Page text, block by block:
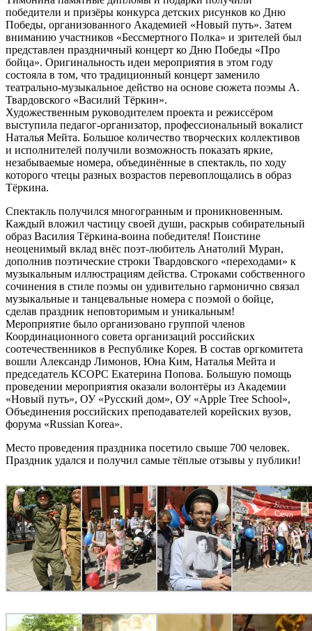
победители и призёры конкурса детских рисунков ко Дню
Победы, организованного Академией «Новый путь». Затем
вниманию участников «Бессмертного Полка» и зрителей был
представлен праздничный концерт ко Дню Победы «Про
бойца». Оригинальность идеи мероприятия в этом году
состояла в том, что традиционный концерт заменило
театрально-музыкальное действо на основе сюжета поэмы А.
Твардовского «Василий Тёркин».
Художественным руководителем проекта и режиссёром
выступила педагог-организатор, профессиональный вокалист
Наталья Мейта. Большое количество творческих коллективов
и исполнителей получили возможность показать яркие,
незабываемые номера, объединённые в спектакль, по ходу
которого чтецы разных возрастов перевоплощались в образ
Тёркина.
Спектакль получился многогранным и проникновенным.
Каждый вложил частицу своей души, раскрыв собирательный
образ Василия Тёркина-воина победителя! Поистине
неоценимый вклад внёс поэт-любитель Анатолий Муран,
дополнив поэтические строки Твардовского «переходами» к
музыкальным иллюстрациям действа. Строками собственного
сочинения в стиле поэмы он удивительно гармонично связал
музыкальные и танцевальные номера с поэмой о бойце,
сделав праздник неповторимым и уникальным!
Мероприятие было организовано группой членов
Координационного совета организаций российских
соотечественников в Республике Корея. В состав оргкомитета
вошли Александр Лимонов, Юна Ким, Наталья Мейта и
председатель КСОРС Екатерина Попова. Большую помощь
проведении мероприятия оказали волонтёры из Академии
«Новый путь», ОУ «Русский дом», ОУ «Apple Tree School»,
Объединения российских преподавателей корейских вузов,
форума «Russian Korea».
Место проведения праздника посетило свыше 700 человек.
Праздник удался и получил самые тёплые отзывы у публики!